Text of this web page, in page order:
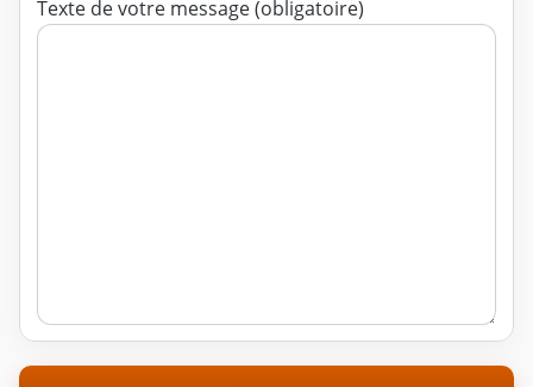
Texte de votre message (obligatoire)